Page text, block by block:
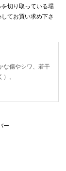
切り取っている場
てお買い求め下さ
な傷やシワ、若干
。
ー